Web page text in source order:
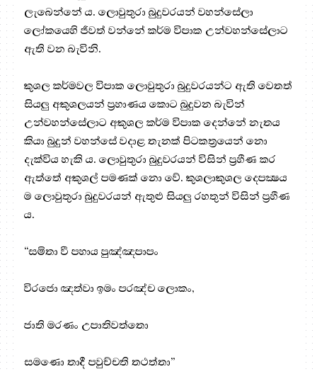
ලැබෙන්නේ ය. ලොවුතුරා බුදුවරයන් වහන්සේලා
ලෝකයෙහි ජීවත් වන්නේ කර්ම විපාක උන්වහන්සේලාට
ඇති වන බැවිනි.
කුශල කර්මවල විපාක ලොවුතුරා බුදුවරයන්ට ඇති වෙතත්
සියලු අකුශලයන් ප්‍ර‍හාණය කොට බුදුවන බැවින්
උන්වහන්සේලාට අකුශල කර්ම විපාක දෙන්නේ නැතය
කියා බුදුන් වහන්සේ වදාළ තැනක් පිටකත්‍රයෙන් නො
දැක්විය හැකි ය. ලොවුතුරා බුදුවරයන් විසින් ප්‍ර‍හීණ කර
ඇත්තේ අකුශල් පමණක් නො වේ. කුශලාකුශල දෙපක්‍ෂය
ම ලොවුතුරා බුදුවරයන් ඇතුළු සියලු රහතුන් විසින් ප්‍ර‍හීණ
ය.
“සමිතා වී පහාය පුඤ්ඤපාපං
විරජො ඤත්වා ඉමං පරඤ්ච ලොකං,
ජාති මරණං උපාතිවත්තො
සමණො තාදී පවුච්චති තථත්තා”